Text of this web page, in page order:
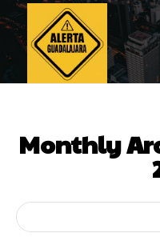
Monthly